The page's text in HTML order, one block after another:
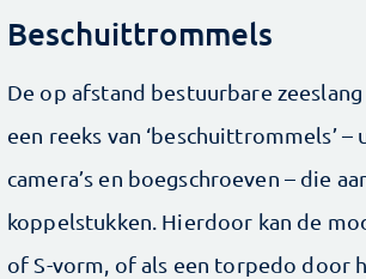
Beschuittrommels
De op afstand bestuurbare
een reeks van ‘beschuittrommels’
camera’s en boegschroeven – die
koppelstukken. Hierdoor kan de
of S-vorm, of als een torpedo door